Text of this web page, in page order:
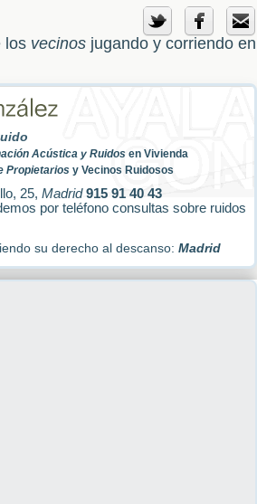
los vecinos jugando y corriendo en
Acústica y Ruidos en Vivienda
Propietarios y Vecinos Ruidosos
25, Madrid 915 91 40 43
por teléfono consultas sobre ruidos
su derecho al descanso: Madrid